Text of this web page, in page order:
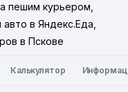
пешим курьером,
в Яндекс.Еда,
в Пскове
Калькулятор